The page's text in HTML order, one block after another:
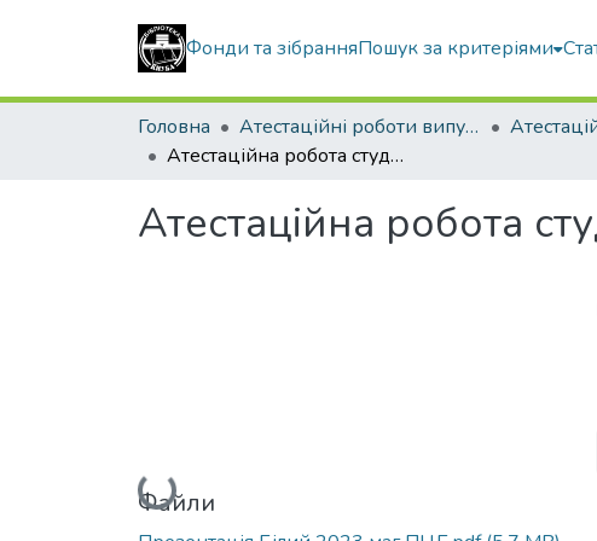
Фонди та зібранняПошук за критеріями
Головна Атестаційні роботи випускників
Атестаційна робота студента БІлий. Г. Л.
Атестаційна робота
Вантажиться...
Файли